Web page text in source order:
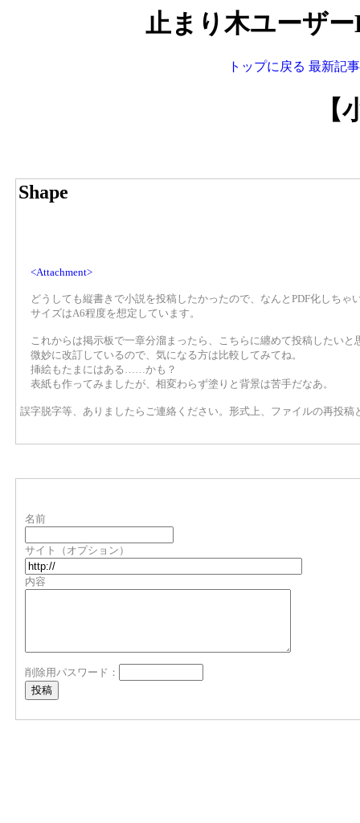
止まり木ユーザー
トップに戻る 最新記
【
Shape
<Attachment>
どうしても縦書きで小説を投稿したかったので、なんとPDF化しちゃ
サイズはA6程度を想定しています。
これからは掲示板で一章分溜まったら、こちらに纏めて投稿したいと
微妙に改訂しているので、気になる方は比較してみてね。
挿絵もたまにはある……かも？
表紙も作ってみましたが、相変わらず塗りと背景は苦手だなあ。
誤字脱字等、ありましたらご連絡ください。形式上、ファイルの再投
名前
サイト（オプション）
内容
削除用パスワード：